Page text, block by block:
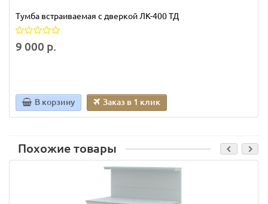
Тумба встраиваемая с дверкой ЛК-400 ТД
9 000 р.
В корзину Заказ в 1 клик
Похожие товары